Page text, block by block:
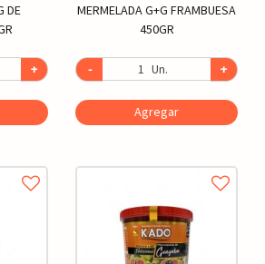
DE
+
MERMELADA G+G FRAMBUESA
450GR
- Un. +
Agregar